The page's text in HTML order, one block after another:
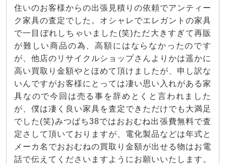
住いのお客様からの出張見積りの依頼でアンティー
ク家具の査定でした。オシャレでエレガントの家具
で一目ぼれしちゃいました(笑)ただ大きすぎて再販
が難しい商品の為、高額にはならなかったのです
が、他店のリサイクルショップさんよりかは遥かに
高い買取り金額やとほめて頂けましたが、申し訳な
いんですがお客様にとっては凄い思い入れがある家
具なので今回は売る事を辞めとくと言われました
が、僕は凄く良い家具を査定できただけでも大満足
でした(笑)みつばち38ではおおむね出張費無料で査
定さして頂いておりますが、電化製品などは年式と
メーカ名でおおむねの買取り金額が出せる物はお電
話で伝えてくださいますようにお願いいたします。